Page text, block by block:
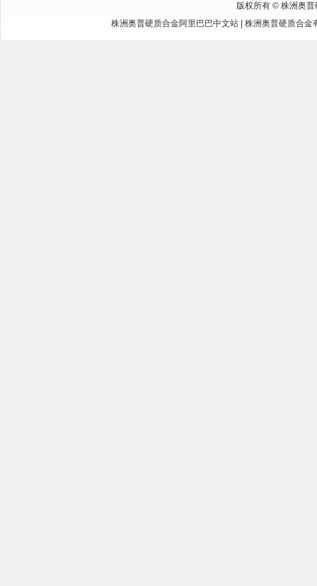
版权所有 © 株洲奥普
株洲奥普硬质合金阿里巴巴中文站| 株洲奥普硬质合金